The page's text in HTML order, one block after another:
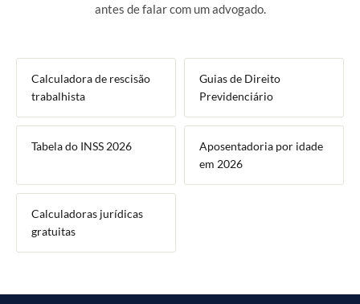
antes de falar com um advogado.
Calculadora de rescisão
trabalhista
Guias de Direito
Previdenciário
Tabela do INSS 2026
Aposentadoria por idade
em 2026
Calculadoras jurídicas
gratuitas